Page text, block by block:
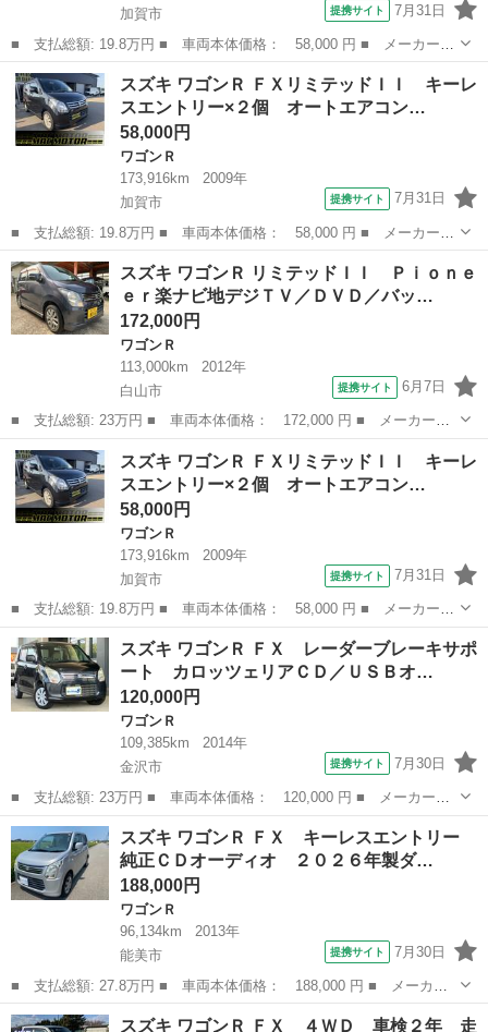
加賀市
提携サイト 7月31日
■ 支払総額: 19.8万円 ■ 車両本体価格： 58,000 円 ■ メーカー
名： スズキ ■ 車種名： ワゴンＲ ■ グレード名： ＦＸリミテ
ッドＩＩ キーレスエントリー×２個 オートエアコン プッシュスタ
ート １４Ａ...
石川 加賀市 ワゴンＲ
スズキ ワゴンＲ ＦＸリミテッドＩＩ キーレ
スエントリー×２個 オートエアコン…
58,000円
ワゴンＲ
173,916km
2009年
加賀市
提携サイト 7月31日
■ 支払総額: 19.8万円 ■ 車両本体価格： 58,000 円 ■ メーカー
名： スズキ ■ 車種名： ワゴンＲ ■ グレード名： ＦＸリミテ
ッドＩＩ キーレスエントリー×２個 オートエアコン プッシュスタ
ート １４Ａ...
石川 加賀市 ワゴンＲ ワゴンR
スズキ ワゴンＲ リミテッドＩＩ Ｐｉｏｎｅ
ｅｒ楽ナビ地デジＴＶ／ＤＶＤ／バッ…
172,000円
ワゴンＲ
113,000km
2012年
白山市
提携サイト 6月7日
■ 支払総額: 23万円 ■ 車両本体価格： 172,000 円 ■ メーカー
名： スズキ ■ 車種名： ワゴンＲ ■ グレード名： リミテッド
ＩＩ Ｐｉｏｎｅｅｒ楽ナビ地デジＴＶ／ＤＶＤ／バックカメラ／オ
ートエアコン／オ...
石川 白山市 ワゴンＲ
スズキ ワゴンＲ ＦＸリミテッドＩＩ キーレ
スエントリー×２個 オートエアコン…
58,000円
ワゴンＲ
173,916km
2009年
加賀市
提携サイト 7月31日
■ 支払総額: 19.8万円 ■ 車両本体価格： 58,000 円 ■ メーカー
名： スズキ ■ 車種名： ワゴンＲ ■ グレード名： ＦＸリミテ
ッドＩＩ キーレスエントリー×２個 オートエアコン プッシュスタ
ート １４Ａ...
石川 加賀市 ワゴンＲ
スズキ ワゴンＲ ＦＸ レーダーブレーキサポ
ート カロッツェリアＣＤ／ＵＳＢオ…
120,000円
ワゴンＲ
109,385km
2014年
金沢市
提携サイト 7月30日
■ 支払総額: 23万円 ■ 車両本体価格： 120,000 円 ■ メーカー
名： スズキ ■ 車種名： ワゴンＲ ■ グレード名： ＦＸ レー
ダーブレーキサポート カロッツェリアＣＤ／ＵＳＢオーディオ キ
ーレスキー オー...
石川 金沢市 ワゴンＲ
スズキ ワゴンＲ ＦＸ キーレスエントリー
純正ＣＤオーディオ ２０２６年製ダ…
188,000円
ワゴンＲ
96,134km
2013年
能美市
提携サイト 7月30日
■ 支払総額: 27.8万円 ■ 車両本体価格： 188,000 円 ■ メーカー
名： スズキ ■ 車種名： ワゴンＲ ■ グレード名： ＦＸ キー
石川 能美市 ワゴンＲ
スズキ ワゴンＲ ＦＸ ４ＷＤ 車検２年 走